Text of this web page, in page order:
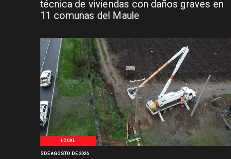
técnica de viviendas con daños graves en
11 comunas del Maule
LOCAL
5 DE AGOSTO DE 2026